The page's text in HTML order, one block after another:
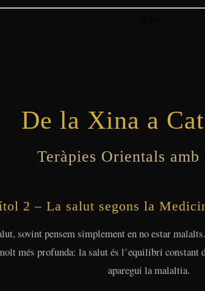
De la Xina a
Teràpies Orientals
2 – La salut segons la
sovint pensem simplement en no estar
més profunda: la salut és l’equilibri constant
aparegui la malaltia.